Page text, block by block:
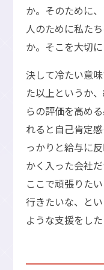
か。そのために
人のために私た
か。そこを大切に
決して冷たい意
た以上というか
らの評価を高め
れると自己肯定
っかりと給与に
かく入った会社
ここで頑張りた
行きたいな、と
ような支援をした